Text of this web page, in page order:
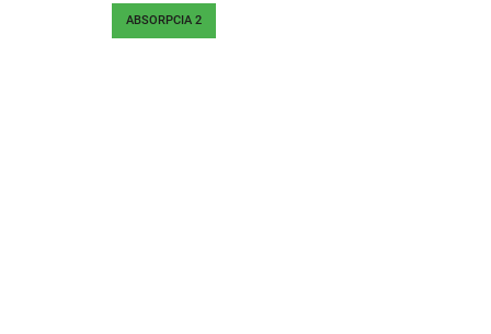
ABSORPCIA 2